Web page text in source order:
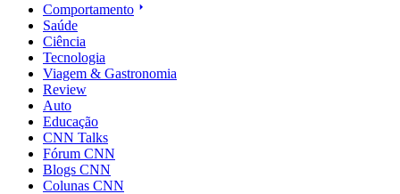
Comportamento
Saúde
Ciência
Tecnologia
Viagem & Gastronomia
Review
Auto
Educação
CNN Talks
Fórum CNN
Blogs CNN
Colunas CNN